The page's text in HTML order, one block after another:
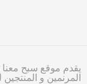
يقدم موقع سبح
المرنمين و